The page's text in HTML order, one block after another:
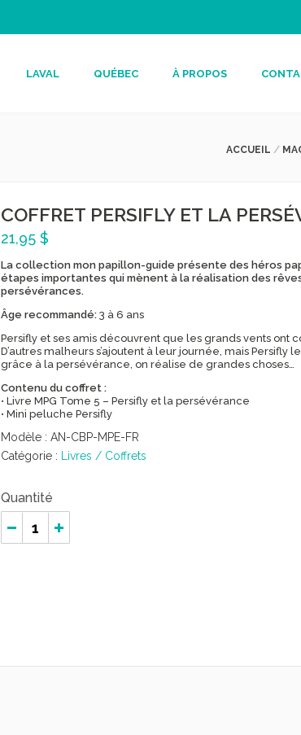
LAVAL QUÉBEC À PROPOS
ACCUEIL /
COFFRET PERSIFLY ET LA
21,95 $
La collection mon papillon-guide présente des héros
étapes importantes qui mènent à la réalisation des
persévérances.
Âge recommandé: 3 à 6 ans
Persifly et ses amis découvrent que les grands vents
D’autres malheurs s’ajoutent à leur journée, mais
grâce à la persévérance, on réalise de grandes choses…
Contenu du coffret :
• Livre MPG Tome 5 – Persifly et la persévérance
• Mini peluche Persifly
Modèle : AN-CBP-MPE-FR
Catégorie :
Livres / Coffrets
Quantité